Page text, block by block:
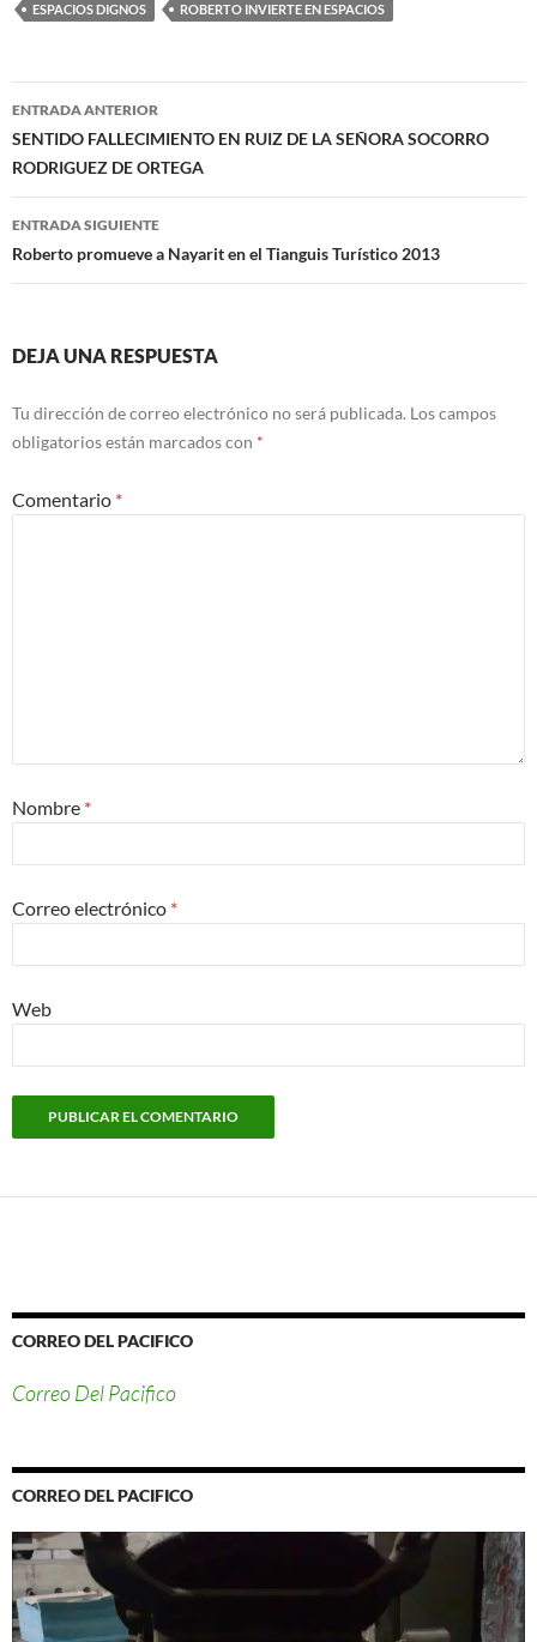
ESPACIOS DIGNOS ROBERTO INVIERTE EN ESPACIOS
Navegación
de
entradas
ENTRADA ANTERIOR
SENTIDO FALLECIMIENTO EN RUIZ DE LA SEÑORA SOCORRO
RODRIGUEZ DE ORTEGA
ENTRADA SIGUIENTE
Roberto promueve a Nayarit en el Tianguis Turístico 2013
DEJA UNA RESPUESTA
Tu dirección de correo electrónico no será publicada. Los campos
obligatorios están marcados con *
Comentario *
Nombre *
Correo electrónico *
Web
CORREO DEL PACIFICO
Correo Del Pacifico
CORREO DEL PACIFICO